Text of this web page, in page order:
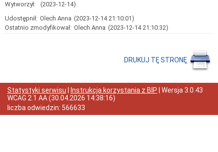
Wojewódzka
Rada
Ochrony
Przyjmowanie
interesantów
Opłaty
Wytworzył:
(2023-12-14)
Udostępnił: Olech Anna (2023-12-14 21:10:01)
Ostatnio zmodyfikował: Olech Anna (2023-12-14 21:10:32)
DRUKUJ TĘ STRONĘ
Statystyki serwisu Instrukcja korzystania z BIP | Wersja 3.0.43
WCAG 2.1 AA(30.04.2026 14:38:16)
liczba odwiedzin: 566633